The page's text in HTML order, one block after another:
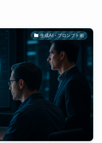
生成AI・プロンプト術